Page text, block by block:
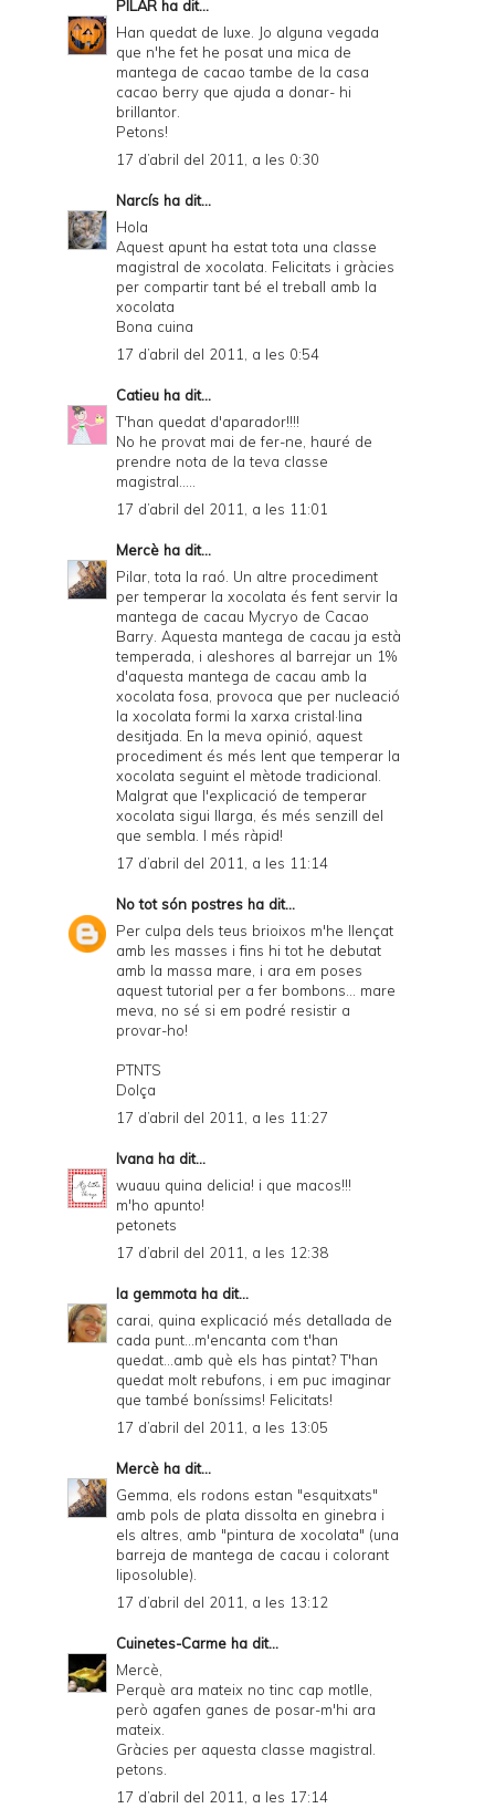
PILAR ha dit...
Han quedat de luxe. Jo alguna vegada
que n'he fet he posat una mica de
mantega de cacao tambe de la casa
cacao berry que ajuda a donar- hi
brillantor.
Petons!
17 d’abril del 2011, a les 0:30
Narcís ha dit...
Hola
Aquest apunt ha estat tota una classe
magistral de xocolata. Felicitats i gràcies
per compartir tant bé el treball amb la
xocolata
Bona cuina
17 d’abril del 2011, a les 0:54
Catieu ha dit...
T'han quedat d'aparador!!!!
No he provat mai de fer-ne, hauré de
prendre nota de la teva classe
magistral.....
17 d’abril del 2011, a les 11:01
Mercè ha dit...
Pilar, tota la raó. Un altre procediment
per temperar la xocolata és fent servir la
mantega de cacau Mycryo de Cacao
Barry. Aquesta mantega de cacau ja està
temperada, i aleshores al barrejar un 1%
d'aquesta mantega de cacau amb la
xocolata fosa, provoca que per nucleació
la xocolata formi la xarxa cristal·lina
desitjada. En la meva opinió, aquest
procediment és més lent que temperar la
xocolata seguint el mètode tradicional.
Malgrat que l'explicació de temperar
xocolata sigui llarga, és més senzill del
que sembla. I més ràpid!
17 d’abril del 2011, a les 11:14
No tot són postres ha dit...
Per culpa dels teus brioixos m'he llençat
amb les masses i fins hi tot he debutat
amb la massa mare, i ara em poses
aquest tutorial per a fer bombons... mare
meva, no sé si em podré resistir a
provar-ho!
PTNTS
Dolça
17 d’abril del 2011, a les 11:27
Ivana ha dit...
wuauu quina delicia! i que macos!!!
m'ho apunto!
petonets
17 d’abril del 2011, a les 12:38
la gemmota ha dit...
carai, quina explicació més detallada de
cada punt...m'encanta com t'han
quedat...amb què els has pintat? T'han
quedat molt rebufons, i em puc imaginar
que també boníssims! Felicitats!
17 d’abril del 2011, a les 13:05
Mercè ha dit...
Gemma, els rodons estan "esquitxats"
amb pols de plata dissolta en ginebra i
els altres, amb "pintura de xocolata" (una
barreja de mantega de cacau i colorant
liposoluble).
17 d’abril del 2011, a les 13:12
Cuinetes-Carme ha dit...
Mercè,
Perquè ara mateix no tinc cap motlle,
però agafen ganes de posar-m'hi ara
mateix.
Gràcies per aquesta classe magistral.
petons.
17 d’abril del 2011, a les 17:14